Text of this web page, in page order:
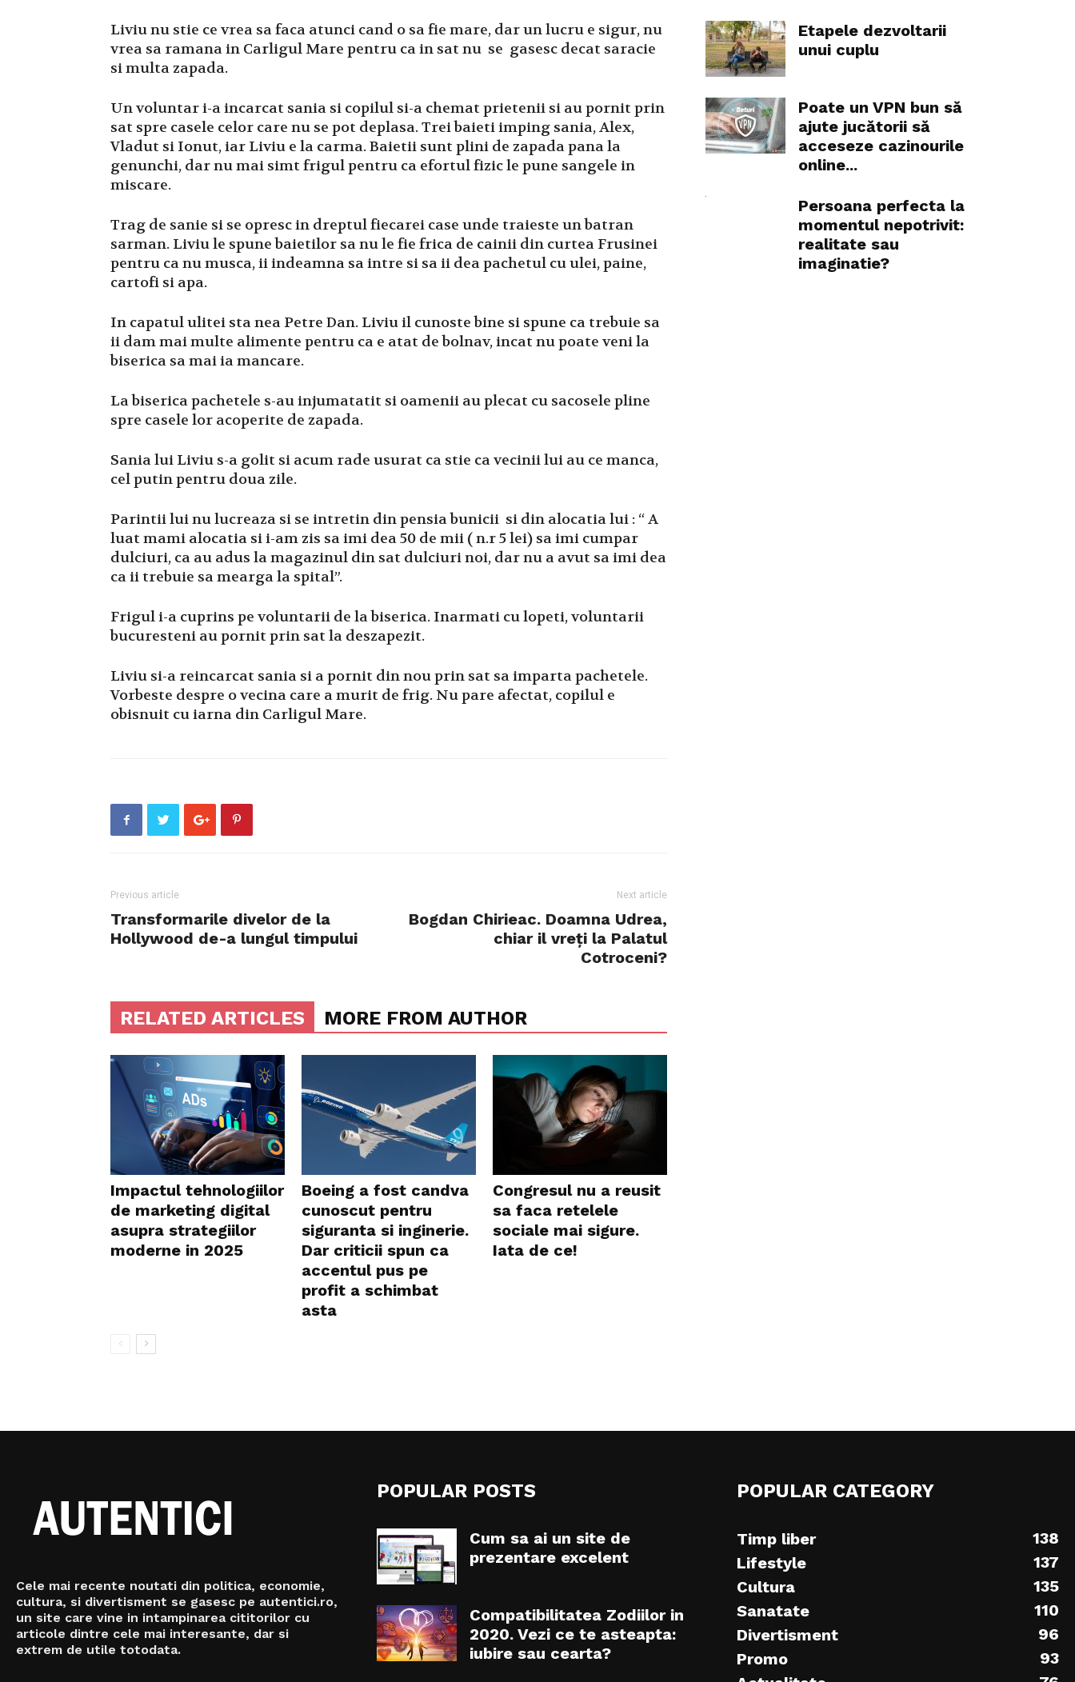
Liviu nu stie ce vrea sa faca atunci cand o sa fie mare, dar un lucru e sigur, nu
vrea sa ramana in Carligul Mare pentru ca in sat nu se gasesc decat saracie
si multa zapada.
Un voluntar i-a incarcat sania si copilul si-a chemat prietenii si au pornit prin
sat spre casele celor care nu se pot deplasa. Trei baieti imping sania, Alex,
Vladut si Ionut, iar Liviu e la carma. Baietii sunt plini de zapada pana la
genunchi, dar nu mai simt frigul pentru ca efortul fizic le pune sangele in
miscare.
Trag de sanie si se opresc in dreptul fiecarei case unde traieste un batran
sarman. Liviu le spune baietilor sa nu le fie frica de cainii din curtea Frusinei
pentru ca nu musca, ii indeamna sa intre si sa ii dea pachetul cu ulei, paine,
cartofi si apa.
In capatul ulitei sta nea Petre Dan. Liviu il cunoste bine si spune ca trebuie sa
ii dam mai multe alimente pentru ca e atat de bolnav, incat nu poate veni la
biserica sa mai ia mancare.
La biserica pachetele s-au injumatatit si oamenii au plecat cu sacosele pline
spre casele lor acoperite de zapada.
Sania lui Liviu s-a golit si acum rade usurat ca stie ca vecinii lui au ce manca,
cel putin pentru doua zile.
Parintii lui nu lucreaza si se intretin din pensia bunicii si din alocatia lui : “ A
luat mami alocatia si i-am zis sa imi dea 50 de mii ( n.r 5 lei) sa imi cumpar
dulciuri, ca au adus la magazinul din sat dulciuri noi, dar nu a avut sa imi dea
ca ii trebuie sa mearga la spital”.
Frigul i-a cuprins pe voluntarii de la biserica. Inarmati cu lopeti, voluntarii
bucuresteni au pornit prin sat la deszapezit.
Liviu si-a reincarcat sania si a pornit din nou prin sat sa imparta pachetele.
Vorbeste despre o vecina care a murit de frig. Nu pare afectat, copilul e
obisnuit cu iarna din Carligul Mare.
Previous article
Transformarile divelor de la
Hollywood de-a lungul timpului
Next article
Bogdan Chirieac. Doamna Udrea,
chiar il vreți la Palatul
Cotroceni?
RELATED ARTICLES MORE FROM AUTHOR
Impactul tehnologiilor
de marketing digital
asupra strategiilor
moderne in 2025
Boeing a fost candva
cunoscut pentru
siguranta si inginerie.
Dar criticii spun ca
accentul pus pe
profit a schimbat
asta
Congresul nu a reusit
sa faca retelele
sociale mai sigure.
Iata de ce!
Etapele dezvoltarii
unui cuplu
Poate un VPN bun să
ajute jucătorii să
acceseze cazinourile
online...
Persoana perfecta la
momentul nepotrivit:
realitate sau
imaginatie?
Cele mai recente noutati din politica, economie,
cultura, si divertisment se gasesc pe autentici.ro,
un site care vine in intampinarea cititorilor cu
articole dintre cele mai interesante, dar si
extrem de utile totodata.
POPULAR POSTS
Cum sa ai un site de
prezentare excelent
Compatibilitatea Zodiilor in
2020. Vezi ce te asteapta:
iubire sau cearta?
POPULAR CATEGORY
Timp liber
138
Lifestyle
137
Cultura
135
Sanatate
110
Divertisment
96
Promo
93